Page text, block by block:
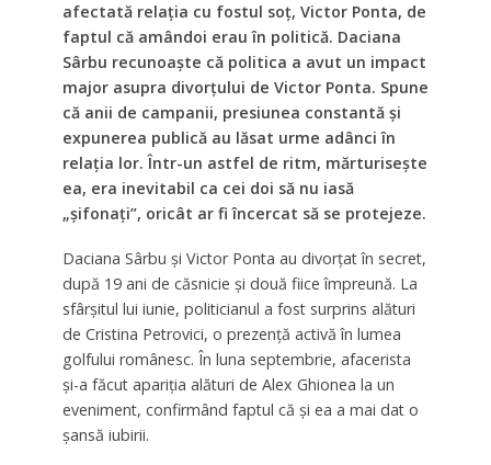
afectată relația cu fostul soț, Victor Ponta, de
faptul că amândoi erau în politică. Daciana
Sârbu recunoaște că politica a avut un impact
major asupra divorțului de Victor Ponta. Spune
că anii de campanii, presiunea constantă și
expunerea publică au lăsat urme adânci în
relația lor. Într-un astfel de ritm, mărturisește
ea, era inevitabil ca cei doi să nu iasă
„șifonați”, oricât ar fi încercat să se protejeze.
Daciana Sârbu și Victor Ponta au divorțat în secret,
după 19 ani de căsnicie și două fiice împreună. La
sfârșitul lui iunie, politicianul a fost surprins alături
de Cristina Petrovici, o prezență activă în lumea
golfului românesc. În luna septembrie, afacerista
și-a făcut apariția alături de Alex Ghionea la un
eveniment, confirmând faptul că și ea a mai dat o
șansă iubirii.